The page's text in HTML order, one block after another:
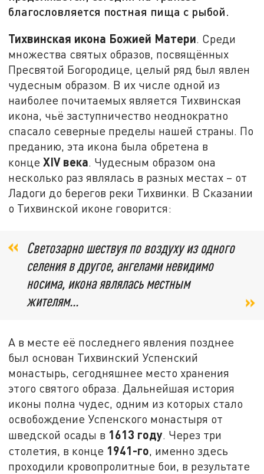
благословляется постная пища с рыбой.
Тихвинская икона Божией Матери. Среди
множества святых образов, посвящённых
Пресвятой Богородице, целый ряд был явлен
чудесным образом. В их числе одной из
наиболее почитаемых является Тихвинская
икона, чьё заступничество неоднократно
спасало северные пределы нашей страны. По
преданию, эта икона была обретена в
концеXIV века. Чудесным образом она
несколько раз являлась в разных местах – от
Ладоги до берегов реки Тихвинки. В Сказании
о Тихвинской иконе говорится:
Светозарно шествуя по воздуху из одного
селения в другое, ангелами невидимо
носима, икона являлась местным
жителям...
А в месте её последнего явления позднее
был основан Тихвинский Успенский
монастырь, сегодняшнее место хранения
этого святого образа. Дальнейшая история
иконы полна чудес, одним из которых стало
освобождение Успенского монастыря от
шведской осады в 1613 году. Через три
столетия, в конце 1941-го, именно здесь
проходили кровопролитные бои, в результате